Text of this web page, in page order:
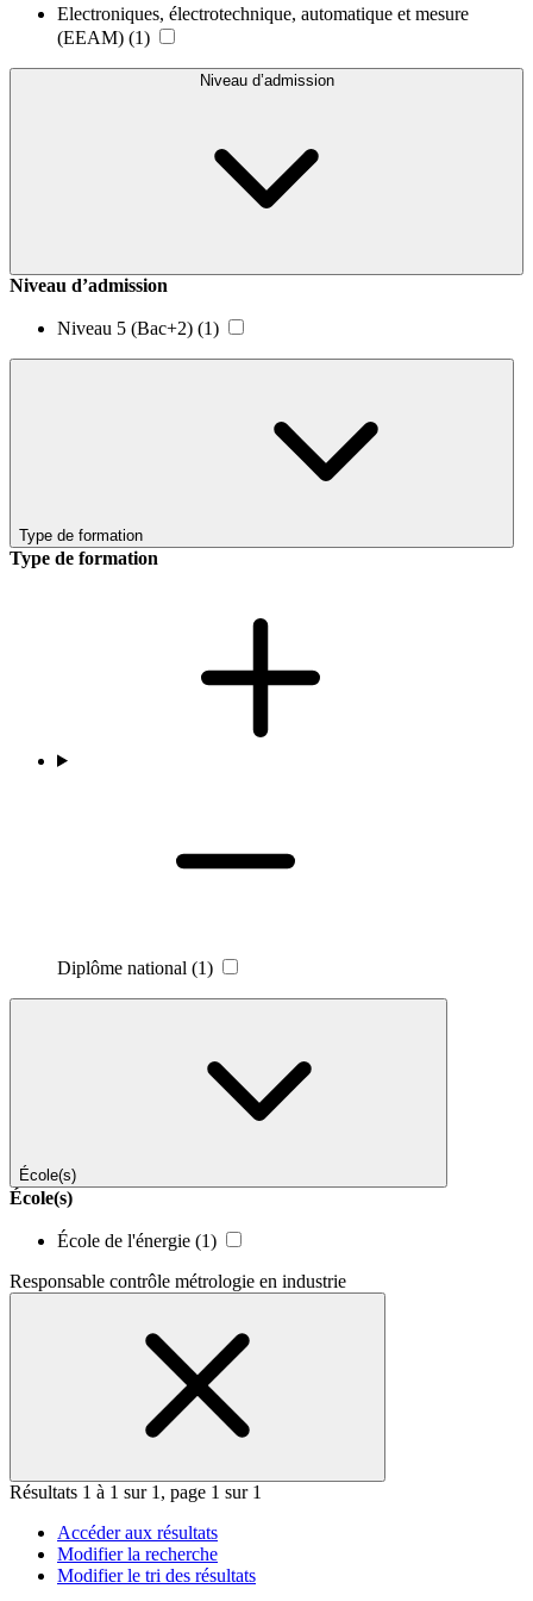
Electroniques, électrotechnique, automatique et mesure
(EEAM) (1)
Niveau d’admission
Niveau d’admission
Niveau 5 (Bac+2) (1)
Type de formation
Type de formation
Diplôme national (1)
École(s)
École(s)
École de l'énergie (1)
Responsable contrôle métrologie en industrie
Résultats 1 à 1 sur 1, page 1 sur 1
Accéder aux résultats
Modifier la recherche
Modifier le tri des résultats